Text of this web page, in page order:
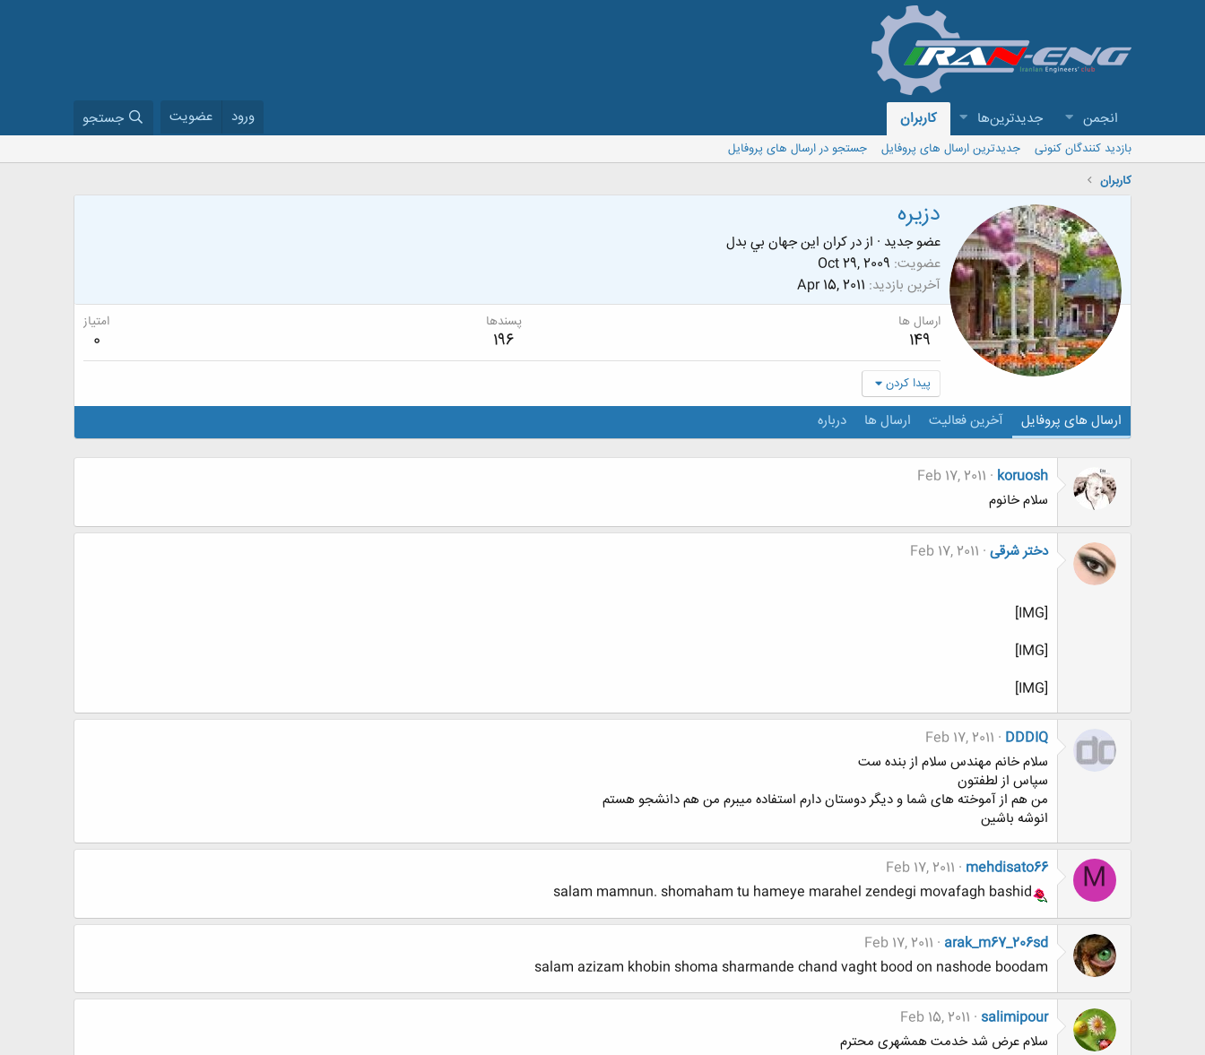
انجمن جدیدترین‌ها کاربران ورود عضویت جستجو
بازدید کنندگان کنونی جدیدترین ارسال های پروفایل
جستجو در ارسال های پروفایل
کاربران
دزيره
عضو جدید · ازدر كران اين جهان بي بدل
عضویت Oct 29, 2009
آخرین بازدید Apr 15, 2011
ارسال ها
149
پسندها
196
امتیاز
0
پیدا کردن
ارسال های پروفایل آخرین فعالیت ارسال ها درباره
koruosh
Feb 17, 2011
سلام خانوم
دختر شرقی Feb 17, 2011
[IMG]
[IMG]
[IMG]
DDDIQ
Feb 17, 2011
سلام خانم مهندس سلام از بنده ست
سپاس از لطفتون
من هم از آموخته های شما و دیگر دوستان دارم استفاده میبرم من هم دانشجو هستم
انوشه باشین
M
mehdisato66
Feb 17, 2011
salam mamnun. shomaham tu hameye marahel zendegi movafagh bashid
arak_m67_206sd
Feb 17, 2011
salam azizam khobin shoma sharmande chand vaght bood on nashode boodam
salimipour
Feb 15, 2011
سلام عرض شد خدمت همشهری محترم